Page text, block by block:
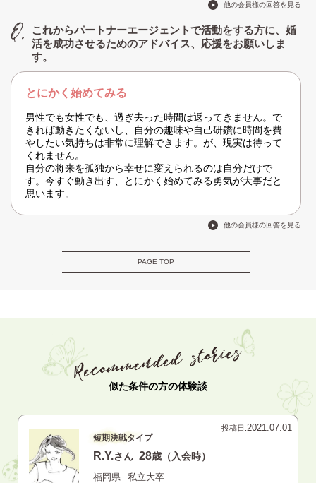
他の会員様の回答を見る
これからパートナーエージェントで活動をする方に、婚
活を成功させるためのアドバイス、応援をお願いしま
す。
とにかく始めてみる
男性でも女性でも、過ぎ去った時間は返ってきません。で
きれば動きたくないし、自分の趣味や自己研鑽に時間を費
やしたい気持ちは非常に理解できます。が、現実は待って
くれません。
自分の将来を孤独から幸せに変えられるのは自分だけで
す。今すぐ動き出す、とにかく始めてみる勇気が大事だと
思います。
他の会員様の回答を見る
PAGE TOP
似た条件の方の体験談
投稿日:2021.07.01
短期決戦タイプ
R.Y.さん 28歳（入会時）
福岡県
私立大卒